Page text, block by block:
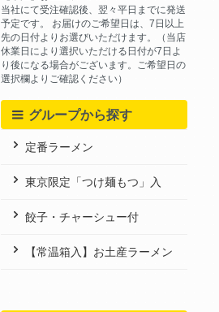
当社にて受注確認後、翌々平日までに発送
予定です。 お届けのご希望日は、7日以上
先の日付よりお選びいただけます。（当店
休業日により選択いただける日付が7日よ
り後になる場合がございます。ご希望日の
選択欄よりご確認ください）
グループから探す
定番ラーメン
東京限定「つけ麺もつ」入
餃子・チャーシュー付
【常温箱入】お土産ラーメン